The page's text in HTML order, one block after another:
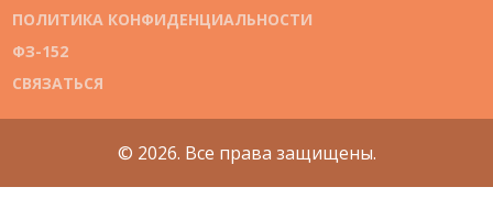
ПОЛИТИКА КОНФИДЕНЦИАЛЬНОСТИ
ФЗ-152
СВЯЗАТЬСЯ
© 2026. Все права защищены.